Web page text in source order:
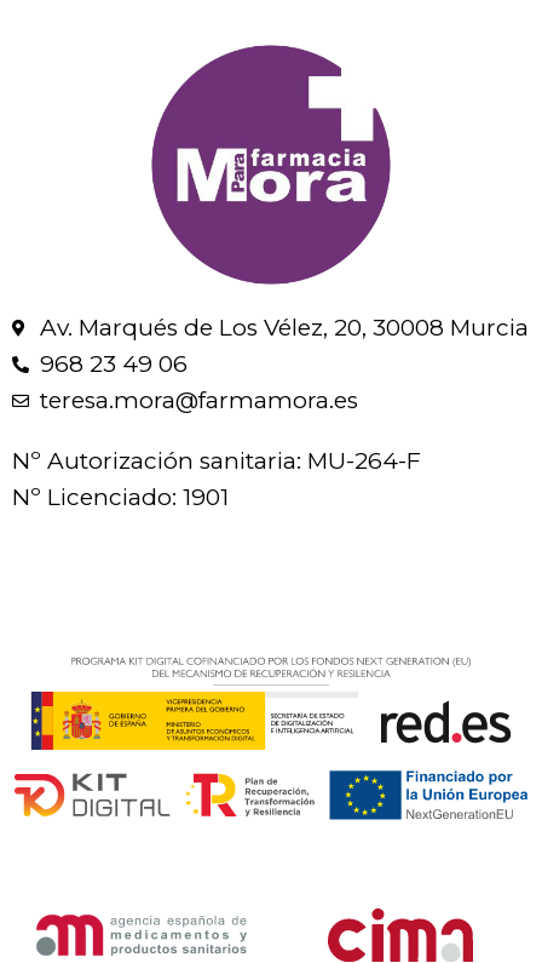
Av. Marqués de Los Vélez, 20, 30008 Murcia
968 23 49 06
teresa.mora@farmamora.es
Nº Autorización sanitaria: MU-264-F
Nº Licenciado: 1901